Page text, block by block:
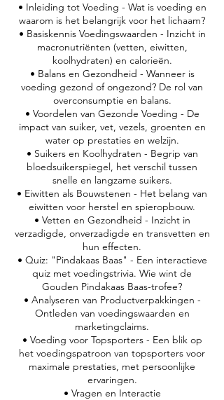
• Inleiding tot Voeding - Wat is voeding en
waarom is het belangrijk voor het lichaam?
• Basiskennis Voedingswaarden - Inzicht in
macronutriënten (vetten, eiwitten,
koolhydraten) en calorieën.
• Balans en Gezondheid - Wanneer is
voeding gezond of ongezond? De rol van
overconsumptie en balans.
• Voordelen van Gezonde Voeding - De
impact van suiker, vet, vezels, groenten en
water op prestaties en welzijn.
• Suikers en Koolhydraten - Begrip van
bloedsuikerspiegel, het verschil tussen
snelle en langzame suikers.
• Eiwitten als Bouwstenen - Het belang van
eiwitten voor herstel en spieropbouw.
• Vetten en Gezondheid - Inzicht in
verzadigde, onverzadigde en transvetten en
hun effecten.
• Quiz: "Pindakaas Baas" - Een interactieve
quiz met voedingstrivia. Wie wint de
Gouden Pindakaas Baas-trofee?
• Analyseren van Productverpakkingen -
Ontleden van voedingswaarden en
marketingclaims.
• Voeding voor Topsporters - Een blik op
het voedingspatroon van topsporters voor
maximale prestaties, met persoonlijke
ervaringen.
• Vragen en Interactie